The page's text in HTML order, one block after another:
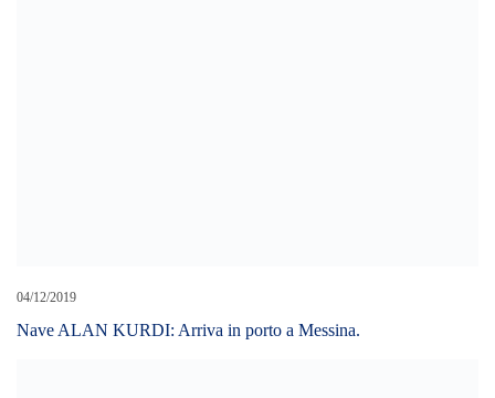
04/12/2019
Nave ALAN KURDI: Arriva in porto a Messina.